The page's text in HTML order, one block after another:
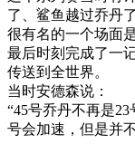
了、鲨鱼越过乔丹了
很有名的一个场面
最后时刻完成了一
传送到全世界。
当时安德森说：
“45号乔丹不再是
号会加速，但是并